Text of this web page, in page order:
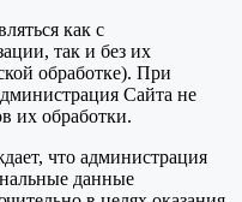
как с
так и без их
обработке). При
Сайта не
их обработки.
что администрация
данные